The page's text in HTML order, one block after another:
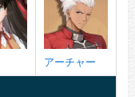
アーチャー